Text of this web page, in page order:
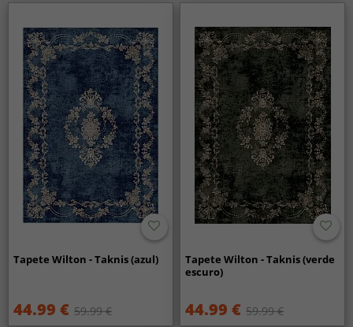
Tapete Wilton - Taknis (azul)
44.99 € 59.99 €
Tapete Wilton - Taknis (verde
escuro)
44.99 € 59.99 €